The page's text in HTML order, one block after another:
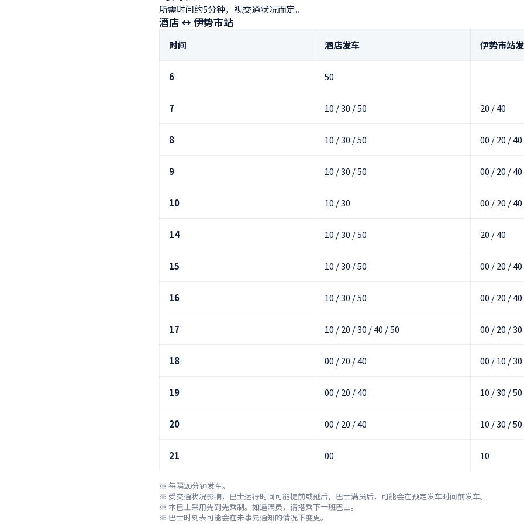
所需时间约5分钟，视交通状况而定。
酒店 ↔ 伊势市站
时间 酒店发车 伊势市站
6 50
7 10 / 30 / 50 20 / 40
8 10 / 30 / 50 00 / 20 / 40
9 10 / 30 / 50 00 / 20 / 40
10 10 / 30 00 / 20 / 40
14 10 / 30 / 50 20 / 40
15 10 / 30 / 50 00 / 20 / 40
16 10 / 30 / 50 00 / 20 / 40
17 10 / 20 / 30 / 40 / 50 00 / 20 /
18 00 / 20 / 40 00 / 10 /
19 00 / 20 / 40 10 / 30 / 50
20 00 / 20 / 40 10 / 30 / 50
21 00 10
※ 每隔20分钟发车。
※ 受交通状况影响，巴士运行时间可能提前或延后，巴士满员后，可能会在预定发车时间前发车。
※ 本巴士采用先到先乘制。如遇满员，请搭乘下一班巴士。
※ 巴士时刻表可能会在未事先通知的情况下变更。